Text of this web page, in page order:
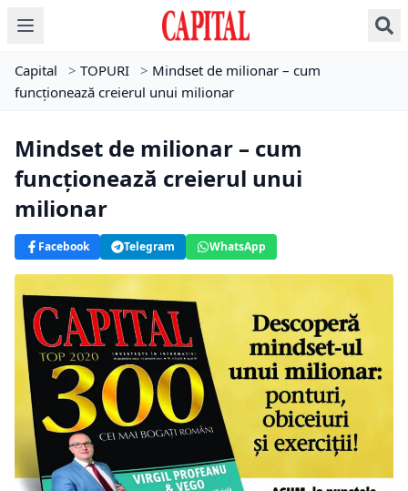
Capital > TOPURI > Mindset de milionar – cum
funcționează creierul unui milionar
Mindset de milionar – cum
funcționează creierul unui
milionar
Facebook Telegram WhatsApp